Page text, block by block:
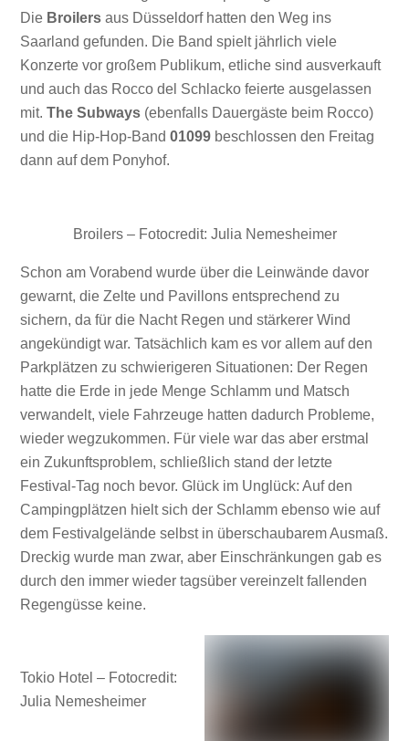
Die Broilers aus Düsseldorf hatten den Weg ins
Saarland gefunden. Die Band spielt jährlich viele
Konzerte vor großem Publikum, etliche sind ausverkauft
und auch das Rocco del Schlacko feierte ausgelassen
mit.The Subways (ebenfalls Dauergäste beim Rocco)
und die Hip-Hop-Band01099 beschlossen den Freitag
dann auf dem Ponyhof.
Broilers – Fotocredit: Julia Nemesheimer
Schon am Vorabend wurde über die Leinwände davor
gewarnt, die Zelte und Pavillons entsprechend zu
sichern, da für die Nacht Regen und stärkerer Wind
angekündigt war. Tatsächlich kam es vor allem auf den
Parkplätzen zu schwierigeren Situationen: Der Regen
hatte die Erde in jede Menge Schlamm und Matsch
verwandelt, viele Fahrzeuge hatten dadurch Probleme,
wieder wegzukommen. Für viele war das aber erstmal
ein Zukunftsproblem, schließlich stand der letzte
Festival-Tag noch bevor. Glück im Unglück: Auf den
Campingplätzen hielt sich der Schlamm ebenso wie auf
dem Festivalgelände selbst in überschaubarem Ausmaß.
Dreckig wurde man zwar, aber Einschränkungen gab es
durch den immer wieder tagsüber vereinzelt fallenden
Regengüsse keine.
Tokio Hotel – Fotocredit:
Julia Nemesheimer